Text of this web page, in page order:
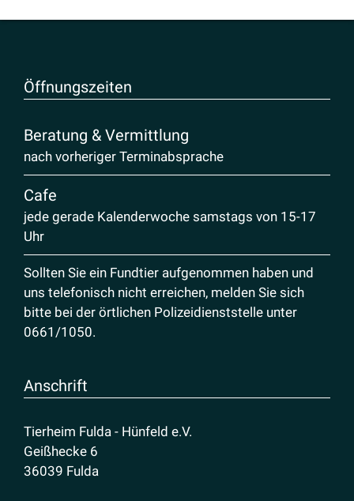
Öffnungs­zeiten
Beratung & Vermittlung
nach vorheriger Terminabsprache
Cafe
jede gerade Kalenderwoche samstags von 15-17
Uhr
Sollten Sie ein Fundtier aufgenommen haben und
uns telefonisch nicht erreichen, melden Sie sich
bitte bei der örtlichen Polizeidienststelle unter
0661/1050.
Anschrift
Tierheim Fulda - Hünfeld e.V.
Geißhecke 6
36039 Fulda